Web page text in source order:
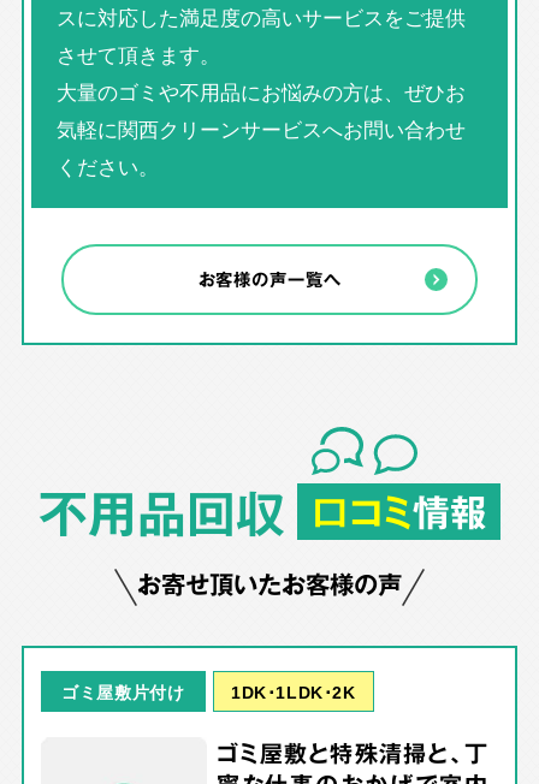
スに対応した満足度の高いサービスをご提供
させて頂きます。
大量のゴミや不用品にお悩みの方は、ぜひお
気軽に関西クリーンサービスへお問い合わせ
ください。
お客様の声一覧へ
不用品回収 口コミ情報
お寄せ頂いたお客様の声
ゴミ屋敷片付け 1DK･1LDK･2K
ゴミ屋敷と特殊清掃と、丁